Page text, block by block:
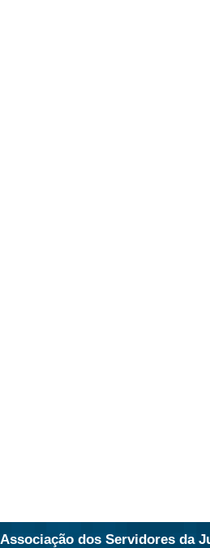
Associação dos Servidores da